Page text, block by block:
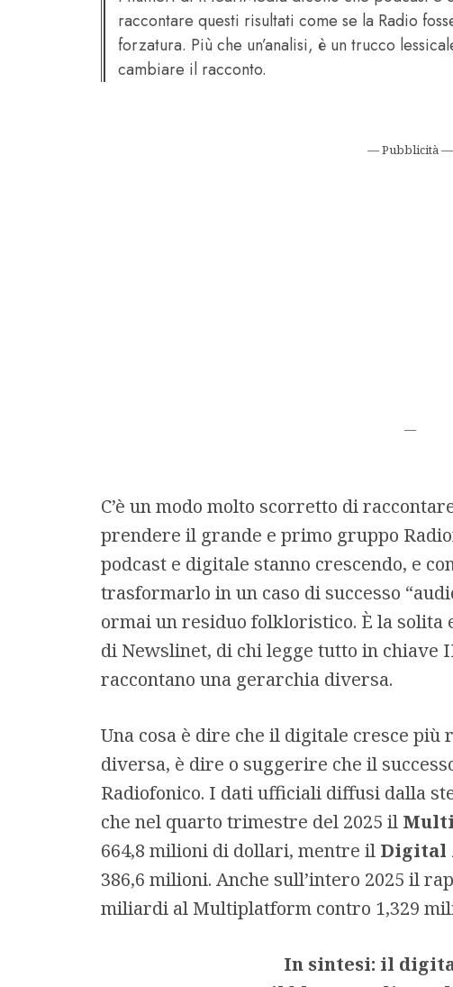
raccontare questi risultati come se la Radio
forzatura. Più che un’analisi, è un trucco
cambiare il racconto.
— Pubblicità —
—
C’è un modo molto scorretto di
prendere il grande e primo gruppo
podcast e digitale stanno crescendo, e
trasformarlo in un caso di successo
ormai un residuo folkloristico. È la
di Newslinet, di chi legge tutto in chiave
raccontano una gerarchia diversa.
Una cosa è dire che il digitale cresce più
diversa, è dire o suggerire che il
Radiofonico. I dati ufficiali diffusi dalla
che nel quarto trimestre del 2025 il
664,8 milioni di dollari, mentre il Digital
386,6 milioni. Anche sull’intero 2025 il
miliardi al Multiplatform contro 1,329
In sintesi: il